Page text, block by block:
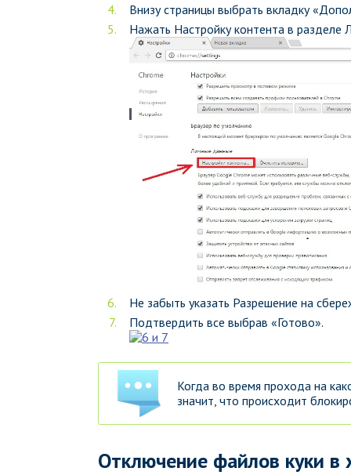
Внизу страницы выбрать вкладку
Нажать Настройку контента в разделе
Не забыть указать Разрешение на
Подтвердить все выбрав «Готово».
Когда во время прохода на
значит, что происходит
Отключение файлов куки в